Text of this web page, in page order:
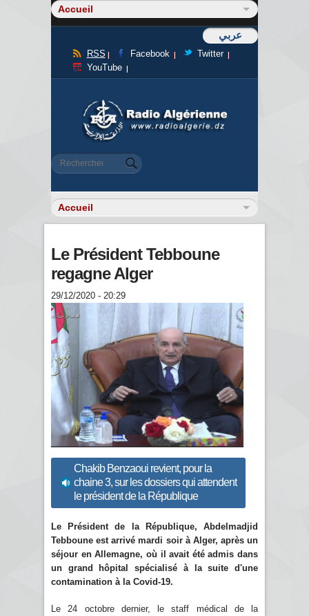
عربي
RSS Facebook
Twitter
YouTube
Formulaire de recherche
Rechercher
Le Président Tebboune
regagne Alger
29/12/2020 - 20:29
Chakib Benzaoui revient, pour la
chaine 3, sur les dossiers qui attendent
le président de la République
Le Président de la République, Abdelmadjid
Tebboune est arrivé mardi soir à Alger, après un
séjour en Allemagne, où il avait été admis dans
un grand hôpital spécialisé à la suite d'une
contamination à la Covid-19.
Le 24 octobre dernier, le staff médical de la